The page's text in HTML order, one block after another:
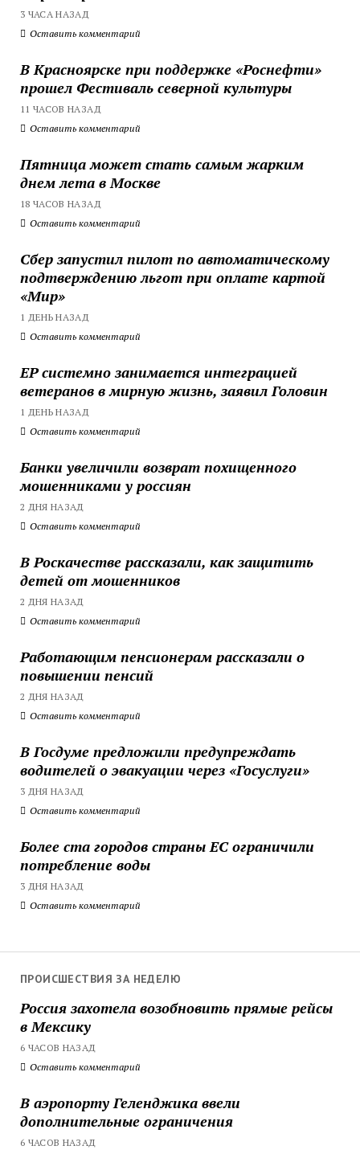
3 ЧАСА НАЗАД
Оставить комментарий
В Красноярске при поддержке «Роснефти»
прошел Фестиваль северной культуры
11 ЧАСОВ НАЗАД
Оставить комментарий
Пятница может стать самым жарким
днем лета в Москве
18 ЧАСОВ НАЗАД
Оставить комментарий
Сбер запустил пилот по автоматическому
подтверждению льгот при оплате картой
«Мир»
1 ДЕНЬ НАЗАД
Оставить комментарий
ЕР системно занимается интеграцией
ветеранов в мирную жизнь, заявил Головин
1 ДЕНЬ НАЗАД
Оставить комментарий
Банки увеличили возврат похищенного
мошенниками у россиян
2 ДНЯ НАЗАД
Оставить комментарий
В Роскачестве рассказали, как защитить
детей от мошенников
2 ДНЯ НАЗАД
Оставить комментарий
Работающим пенсионерам рассказали о
повышении пенсий
2 ДНЯ НАЗАД
Оставить комментарий
В Госдуме предложили предупреждать
водителей о эвакуации через «Госуслуги»
3 ДНЯ НАЗАД
Оставить комментарий
Более ста городов страны ЕС ограничили
потребление воды
3 ДНЯ НАЗАД
Оставить комментарий
ПРОИСШЕСТВИЯ ЗА НЕДЕЛЮ
Россия захотела возобновить прямые рейсы
в Мексику
6 ЧАСОВ НАЗАД
Оставить комментарий
В аэропорту Геленджика ввели
дополнительные ограничения
6 ЧАСОВ НАЗАД